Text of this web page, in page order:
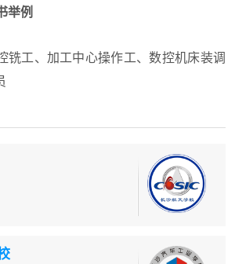
举例
工、加工中心操作工、数控机床装调